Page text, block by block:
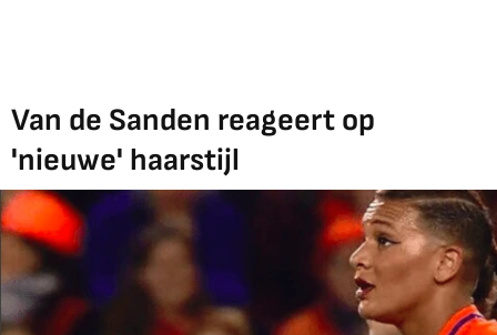
Van de Sanden reageert op
'nieuwe' haarstijl